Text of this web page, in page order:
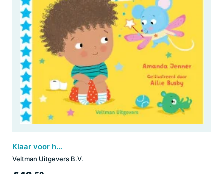
Klaar voor het potje
Veltman Uitgevers B.V.